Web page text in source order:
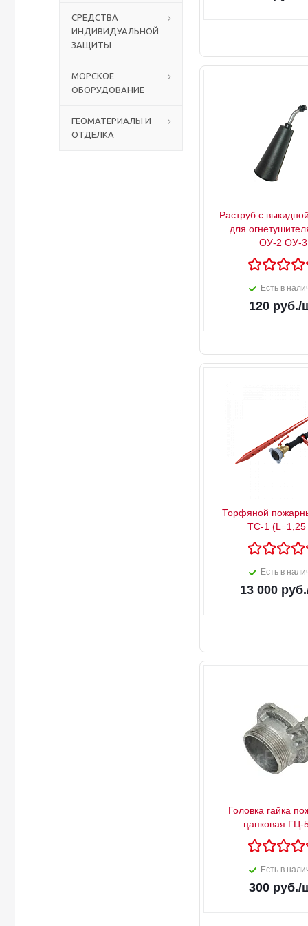
СРЕДСТВА
ИНДИВИДУАЛЬНОЙ
ЗАЩИТЫ
МОРСКОЕ
ОБОРУДОВАНИЕ
ГЕОМАТЕРИАЛЫ И
ОТДЕЛКА
Раструб с
для
ОУ-2 ОУ-3
Есть в
120руб./
Торфяной
ТС-1
Есть в
13 000 руб.
Головка гайка
цапковая ГЦ-
Есть в
300руб./
Столы с лавками
Биометрические терминалы
Аккумуляторы аккумуляторные батареи для ИБП